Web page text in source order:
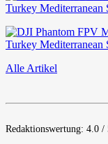
Alle Artikel
Redaktionswertung: 4.0 /